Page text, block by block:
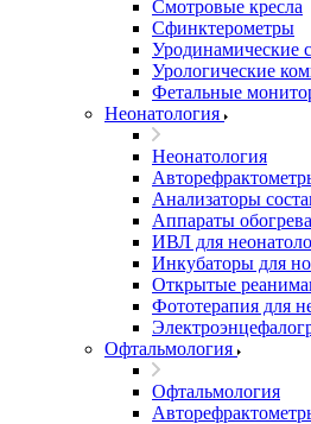
Смотровые кресла
Сфинктерометры
Уродинамические
Урологические
Фетальные
Неонатология
Неонатология
Анализаторы
Аппараты
ИВЛ для
Инкубаторы для
Открытые
Фототерапия для
Офтальмология
Офтальмология